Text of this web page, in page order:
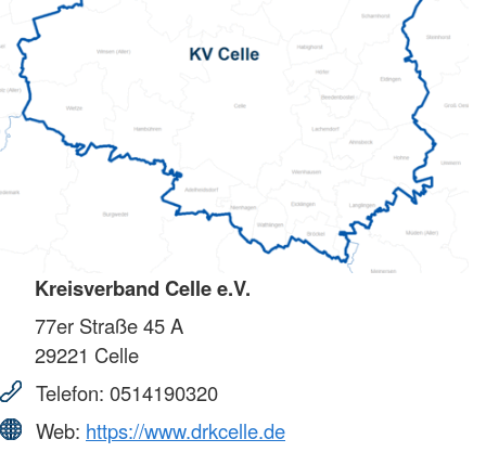
Kreisverband Celle e.V.
77er Straße 45 A
29221 Celle
Telefon: 0514190320
Web: https://www.drkcelle.de